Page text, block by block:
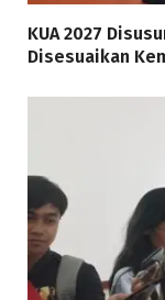
KUA 2027
Disesuaikan